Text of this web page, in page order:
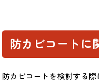
防カビコートに
防カビコートを検討する